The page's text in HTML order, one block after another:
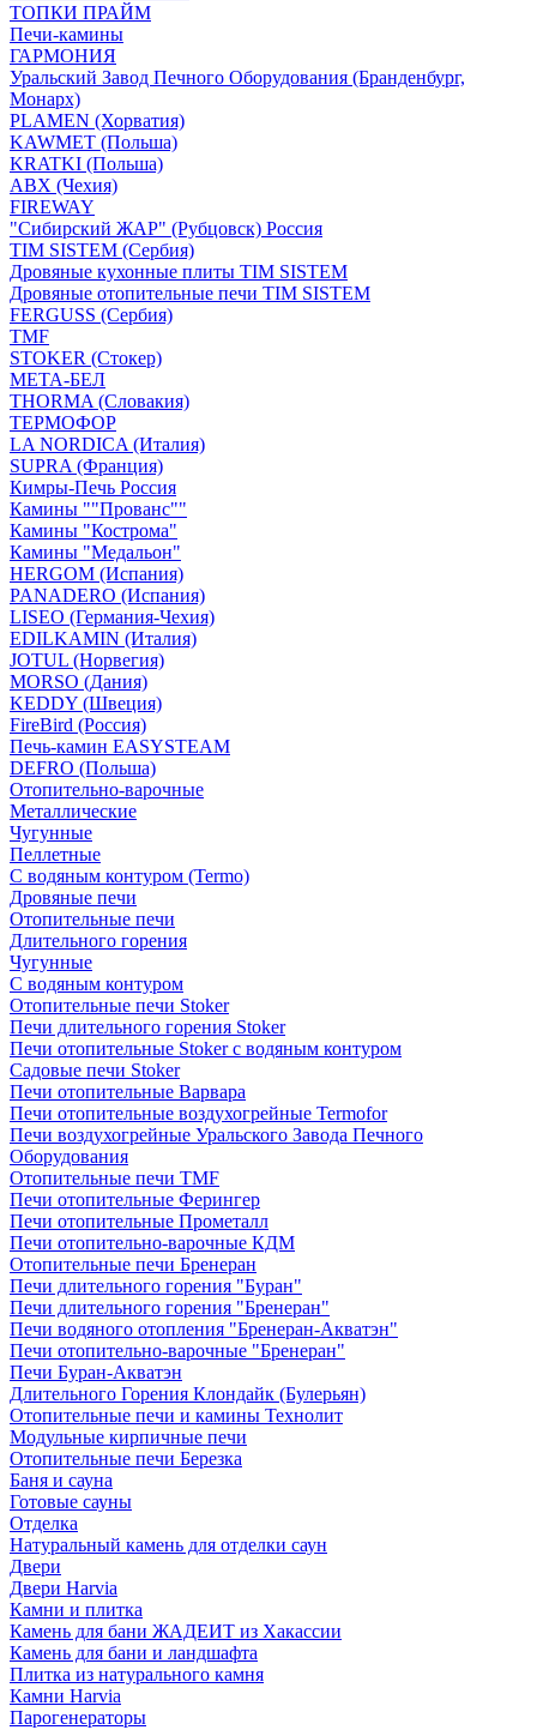
ТОПКИ ПРАЙМ
Печи-камины
ГАРМОНИЯ
Уральский Завод Печного Оборудования (Бранденбург,
Монарх)
PLAMEN (Хорватия)
KAWMET (Польша)
KRATKI (Польша)
ABX (Чехия)
FIREWAY
"Сибирский ЖАР" (Рубцовск) Россия
TIM SISTEM (Сербия)
Дровяные кухонные плиты TIM SISTEM
Дровяные отопительные печи TIM SISTEM
FERGUSS (Сербия)
TMF
STOKER (Стокер)
МЕТА-БЕЛ
THORMA (Словакия)
ТЕРМОФОР
LA NORDICA (Италия)
SUPRA (Франция)
Кимры-Печь Россия
Камины ""Прованс""
Камины "Кострома"
Камины "Медальон"
HERGOM (Испания)
PANADERO (Испания)
LISEO (Германия-Чехия)
EDILKAMIN (Италия)
JOTUL (Норвегия)
MORSO (Дания)
KEDDY (Швеция)
FireBird (Россия)
Печь-камин EASYSTEAM
DEFRO (Польша)
Отопительно-варочные
Металлические
Чугунные
Пеллетные
С водяным контуром (Termo)
Дровяные печи
Отопительные печи
Длительного горения
Чугунные
C водяным контуром
Отопительные печи Stoker
Печи длительного горения Stoker
Печи отопительные Stoker с водяным контуром
Садовые печи Stoker
Печи отопительные Варвара
Печи отопительные воздухогрейные Termofor
Печи воздухогрейные Уральского Завода Печного
Оборудования
Отопительные печи TMF
Печи отопительные Ферингер
Печи отопительные Прометалл
Печи отопительно-варочные КДМ
Отопительные печи Бренеран
Печи длительного горения "Буран"
Печи длительного горения "Бренеран"
Печи водяного отопления "Бренеран-Акватэн"
Печи отопительно-варочные "Бренеран"
Печи Буран-Акватэн
Длительного Горения Клондайк (Булерьян)
Отопительные печи и камины Технолит
Модульные кирпичные печи
Отопительные печи Березка
Баня и сауна
Готовые сауны
Отделка
Натуральный камень для отделки саун
Двери
Двери Harvia
Камни и плитка
Камень для бани ЖАДЕИТ из Хакассии
Камень для бани и ландшафта
Плитка из натурального камня
Камни Harvia
Парогенераторы